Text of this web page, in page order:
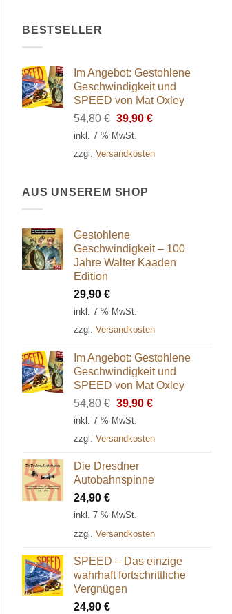
BESTSELLER
Im Angebot: Gestohlene
Geschwindigkeit und
SPEED von Mat Oxley
54,80€ Ursprünglicher
Preis
39,90 €Aktueller
inkl. 7 % MwSt.
zzgl. Versandkosten
AUS UNSEREM SHOP
Gestohlene
Geschwindigkeit – 100
Jahre Walter Kaaden
Edition
29,90 €
inkl. 7 % MwSt.
zzgl. Versandkosten
Im Angebot: Gestohlene
Geschwindigkeit und
SPEED von Mat Oxley
54,80€ Ursprünglicher
Preis
39,90 €Aktueller
inkl. 7 % MwSt.
zzgl. Versandkosten
Die Dresdner
Autobahnspinne
24,90 €
inkl. 7 % MwSt.
zzgl. Versandkosten
SPEED – Das einzige
wahrhaft fortschrittliche
Vergnügen
24,90 €